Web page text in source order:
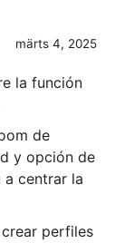
märts 4, 2025
la función
de
y opción de
a centrar la
perfiles